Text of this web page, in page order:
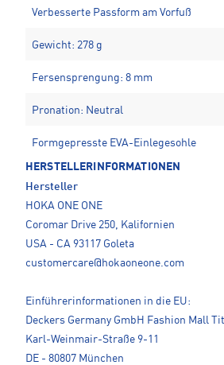
Verbesserte Passform am Vorfuß
Gewicht: 278 g
Fersensprengung: 8 mm
Pronation: Neutral
Formgepresste EVA-Einlegesohle
HERSTELLERINFORMATIONEN
Hersteller
HOKA ONE ONE
Coromar Drive 250, Kalifornien
USA - CA 93117 Goleta
customercare@hokaoneone.com
Einführerinformationen in die EU:
Deckers Germany GmbH Fashion Mall
Karl-Weinmair-Straße 9-11
DE - 80807 München